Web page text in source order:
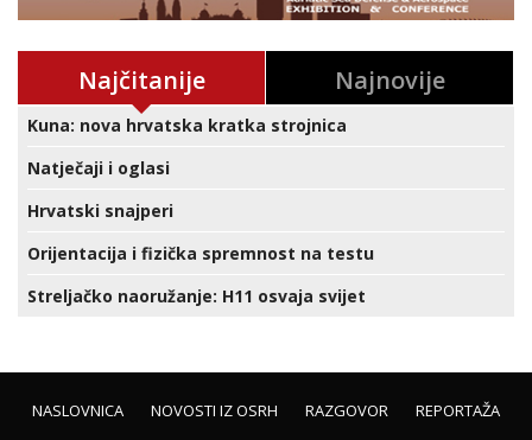
Najčitanije Najnovije
Kuna: nova hrvatska kratka strojnica
Natječaji i oglasi
Hrvatski snajperi
Orijentacija i fizička spremnost na testu
Streljačko naoružanje: H11 osvaja svijet
NASLOVNICA NOVOSTI IZ OSRH RAZGOVOR
REPORTAŽA